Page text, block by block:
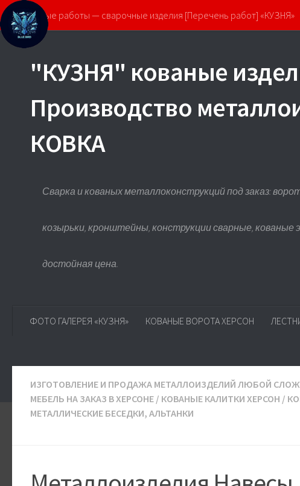
Кованые работы — сварочные изделия [Перечень работ] «КУЗНЯ»
"КУЗНЯ" кованые
Производство
КОВКА
Сварка и кованых металлоконструкций под заказ:
козырьки, кронштейны, конструкции сварные,
достойная цена.
ФОТО ГАЛЕРЕЯ «КУЗНЯ» КОВАНЫЕ ВОРОТА ХЕРСОН
ИЗГОТОВЛЕНИЕ И ПРОДАЖА МЕТАЛЛОИЗДЕЛИЙ ЛЮБОЙ
МЕБЕЛЬ НА ЗАКАЗ В ХЕРСОНЕ / КОВАНЫЕ КАЛИТКИ ХЕРСОН /
МЕТАЛЛИЧЕСКИЕ БЕСЕДКИ, АЛЬТАНКИ